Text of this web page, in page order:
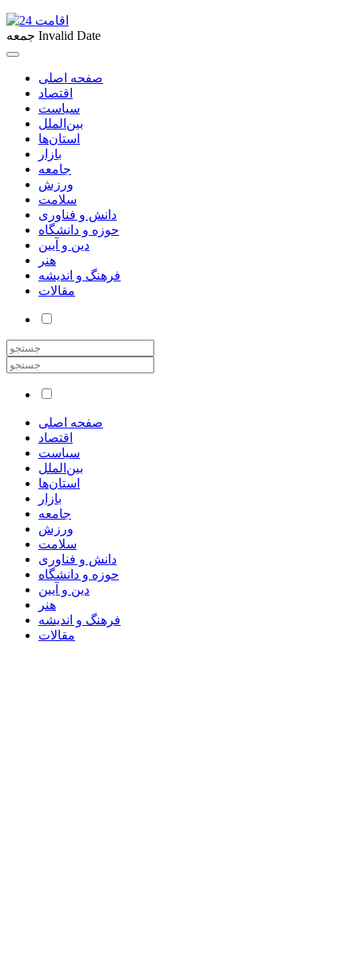
جمعه Invalid Date
صفحه اصلی
اقتصاد
سیاست
بین‌الملل
استان‌ها
بازار
جامعه
ورزش
سلامت
دانش و فناوری
حوزه و دانشگاه
دین و آیین
هنر
فرهنگ و اندیشه
مقالات
صفحه اصلی
اقتصاد
سیاست
بین‌الملل
استان‌ها
بازار
جامعه
ورزش
سلامت
دانش و فناوری
حوزه و دانشگاه
دین و آیین
هنر
فرهنگ و اندیشه
مقالات